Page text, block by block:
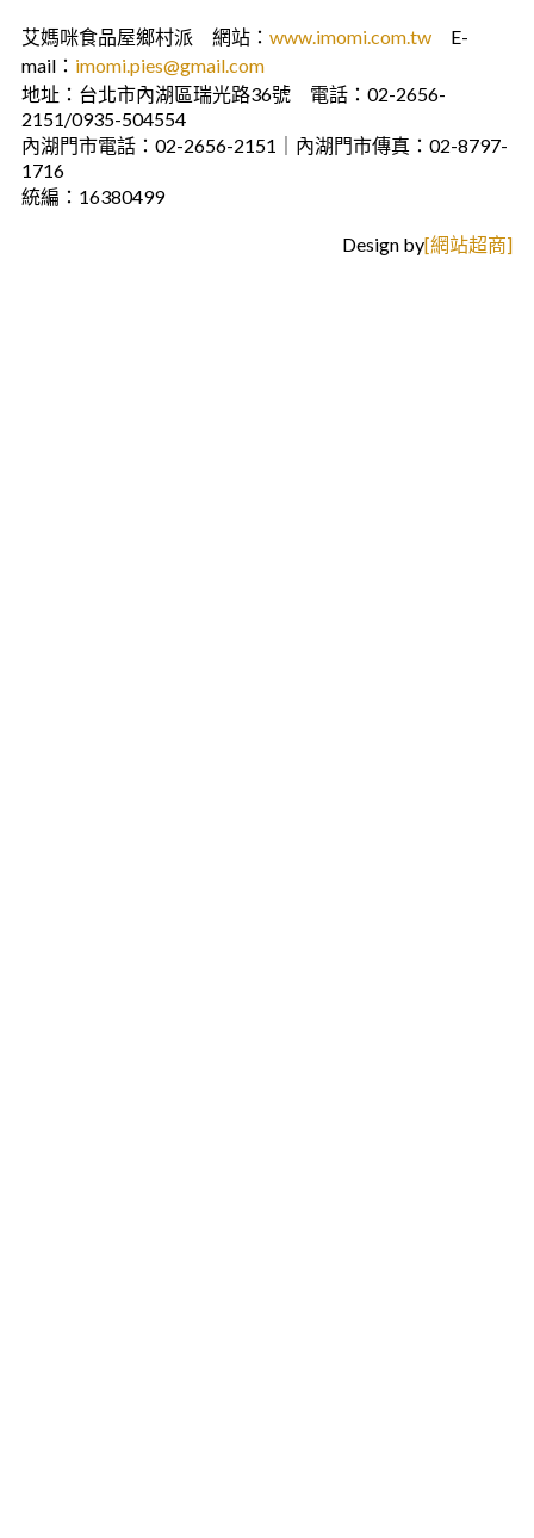
艾媽咪食品屋鄉村派 網站： www.imomi.com.tw E-
mail： imomi.pies@gmail.com
地址：台北市內湖區瑞光路36號 電話：02-2656-
2151/0935-504554
內湖門市電話：02-2656-2151｜內湖門市傳真：02-8797-
1716
統編：16380499
Design by[網站超商]